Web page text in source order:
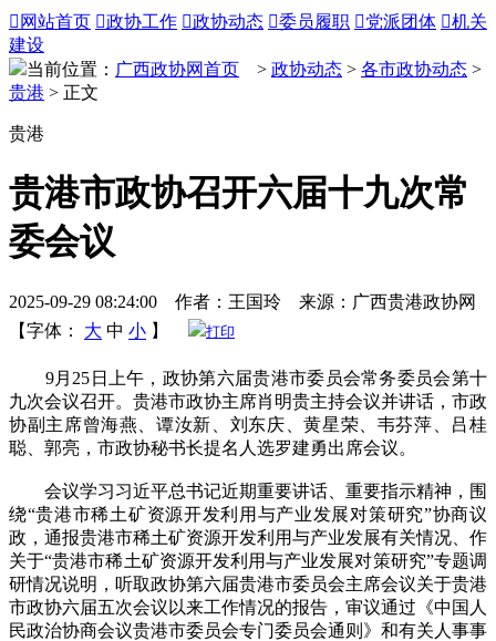
 网站首页 政协工作 政协动态 委员履职 党派团体 机关
建设
当前位置： 广西政协网首页 > 政协动态 > 各市政协动态 >
贵港 > 正文
贵港
贵港市政协召开六届十九次常
委会议
2025-09-29 08:24:00 作者：王国玲 来源：广西贵港政协网
【字体：
大 中 小 】 打印
9月25日上午，政协第六届贵港市委员会常务委员会第十
九次会议召开。贵港市政协主席肖明贵主持会议并讲话，市政
协副主席曾海燕、谭汝新、刘东庆、黄星荣、韦芬萍、吕桂
聪、郭亮，市政协秘书长提名人选罗建勇出席会议。
会议学习习近平总书记近期重要讲话、重要指示精神，围
绕“贵港市稀土矿资源开发利用与产业发展对策研究”协商议
政，通报贵港市稀土矿资源开发利用与产业发展有关情况、作
关于“贵港市稀土矿资源开发利用与产业发展对策研究”专题调
研情况说明，听取政协第六届贵港市委员会主席会议关于贵港
市政协六届五次会议以来工作情况的报告，审议通过《中国人
民政治协商会议贵港市委员会专门委员会通则》和有关人事事